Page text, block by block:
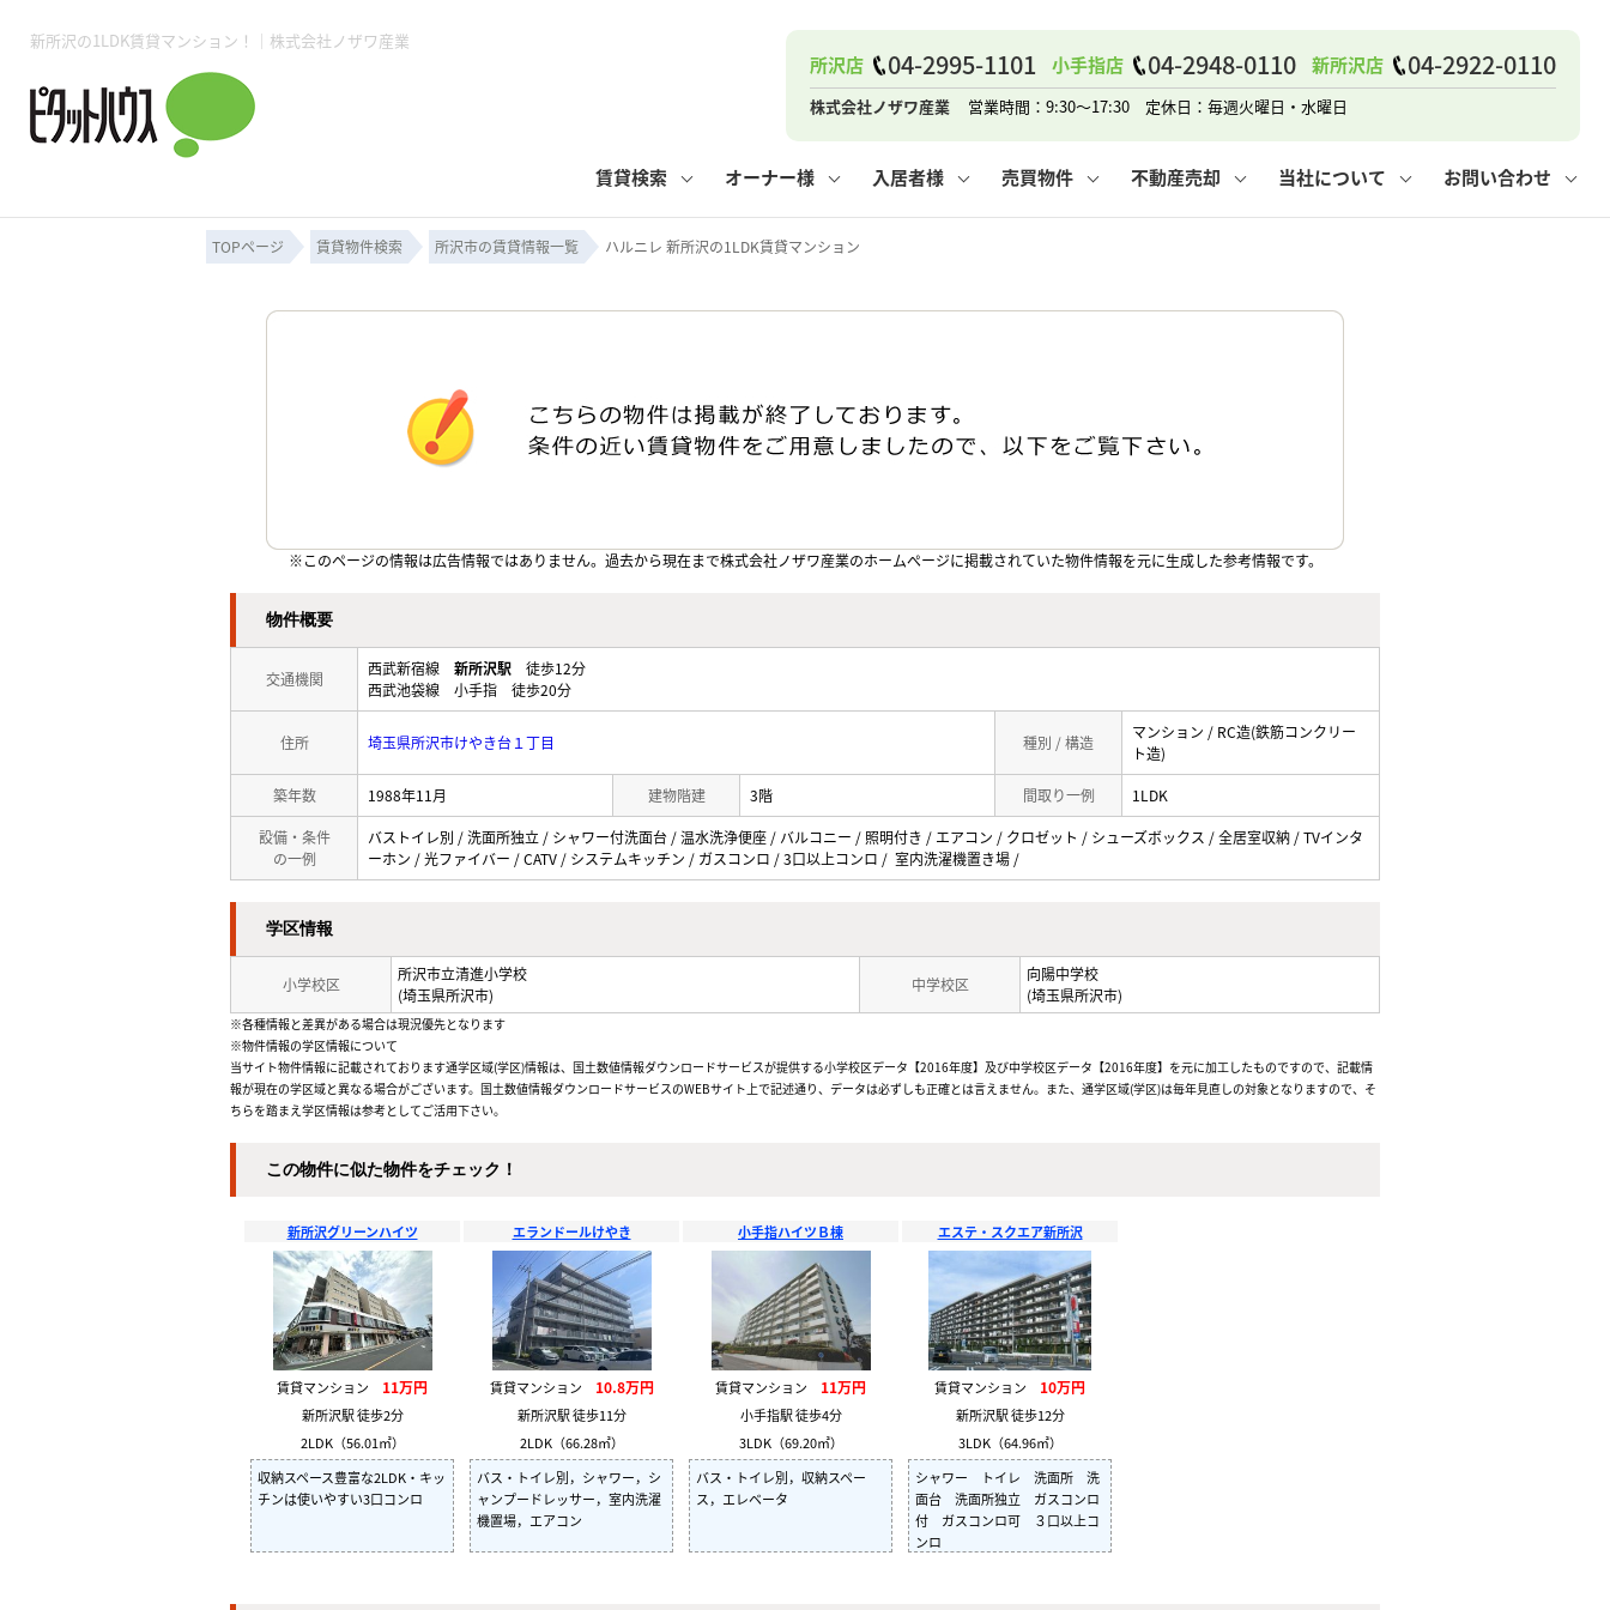
新所沢の1LDK賃貸マンション！｜株式会社ノザワ産業
所沢店 04-2995-1101 小手指店 04-2948-0110 新所沢店 04-2922-0110
株式会社ノザワ産業 営業時間：9:30～17:30 定休日：毎週火曜日・水曜日
賃貸検索 オーナー様 入居者様 売買物件 不動産売却
売却の流れ
当社について お問い合わせ
所沢賃貸TOP 閲覧履歴 保存した検索条件
月極駐車場 事業用物件 コンテナ
賃貸管理業務 管理のご依頼
入居者様用ページTOP 住まいのトラブルQ&A お住まいの解約手続き その他の問合せ
売買物件一覧 よくある質問 マンションVS戸建て 賃貸vs持ち家
無料売却査定 媒介契約の種類 売却時の諸費用 仲介と買取の違い
必要な書類
会社概要 スタッフブログ 個人情報保護方針
ピタットハウス所沢店 ピタットハウス小手指店
ご来店予約
TOPページ 賃貸物件検索 所沢市の賃貸情報一覧 ハルニレ 新所沢の1LDK賃貸マンション
※このページの情報は広告情報ではありません。過去から現在まで株式会社ノザワ産業のホームぺージに掲載されていた物件情報を元に生成した参考情報です。
物件概要
交通機関
西武新宿線 新所沢駅 徒歩12分
西武池袋線 小手指 徒歩20分
住所 埼玉県所沢市けやき台１丁目 種別 / 構造
マンション / RC造(鉄筋コンクリー
ト造)
築年数 1988年11月 建物階建 3階 間取り一例 1LDK
設備・条件
の一例
バストイレ別 / 洗面所独立 / シャワー付洗面台 / 温水洗浄便座 / バルコニー / 照明付き / エアコン / クロゼット / シューズボックス / 全居室収納 / TVインタ
ーホン / 光ファイバー / CATV / システムキッチン / ガスコンロ / 3口以上コンロ / 室内洗濯機置き場 /
学区情報
小学校区
所沢市立清進小学校
(埼玉県所沢市)
中学校区
向陽中学校
(埼玉県所沢市)
※各種情報と差異がある場合は現況優先となります
※物件情報の学区情報について
当サイト物件情報に記載されております通学区域(学区)情報は、国土数値情報ダウンロードサービスが提供する小学校区データ【2016年度】及び中学校区データ【2016年度】を元に加工したものですので、記載情
報が現在の学区域と異なる場合がございます。国土数値情報ダウンロードサービスのWEBサイト上で記述通り、データは必ずしも正確とは言えません。また、通学区域(学区)は毎年見直しの対象となりますので、そ
ちらを踏まえ学区情報は参考としてご活用下さい。
この物件に似た物件をチェック！
新所沢グリーンハイツ
賃貸マンション 11万円
新所沢駅 徒歩2分
2LDK（56.01㎡）
収納スペース豊富な2LDK・キッ
チンは使いやすい3口コンロ
エランドールけやき
賃貸マンション 10.8万円
新所沢駅 徒歩11分
2LDK（66.28㎡）
バス・トイレ別，シャワー，シ
ャンプードレッサー，室内洗濯
機置場，エアコン
小手指ハイツＢ棟
賃貸マンション 11万円
小手指駅 徒歩4分
3LDK（69.20㎡）
バス・トイレ別，収納スペー
ス，エレベータ
エステ・スクエア新所沢
賃貸マンション 10万円
新所沢駅 徒歩12分
3LDK（64.96㎡）
シャワー トイレ 洗面所 洗
面台 洗面所独立 ガスコンロ
付 ガスコンロ可 ３口以上コ
ンロ